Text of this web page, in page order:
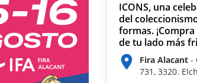
ICONS, una
del
formas.
de tu lado más
Fira Alacant
731, 3320.